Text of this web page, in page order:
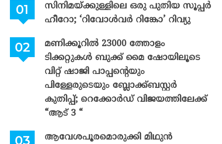
സിനിമയ്ക്കുള്ളിലെ ഒരു പുതിയ സൂപ്പർ
ഹീറോ; ‘റിവോൾവർ റിങ്കോ’ റിവ്യു
മണിക്കൂറിൽ 23000 ത്തോളം
ടിക്കറ്റുകൾ ബുക്ക് മൈ ഷോയിലൂടെ
വിറ്റ് ഷാജി പാപ്പന്റെയും
പിള്ളേരുടെയും ബ്ലോക്ക്ബസ്റ്റർ
കുതിപ്പ്; റെക്കോർഡ് വിജയത്തിലേക്ക്
“ആട് 3 “
ആവേശപൂരമൊരുക്കി മിഥുൻ